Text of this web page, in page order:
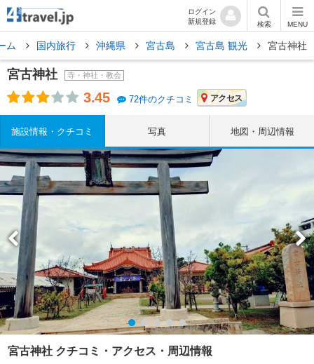
ログイン
新規登録
検索 MENU
ム 国内旅行 沖縄県 宮古島 宮古島 観光 宮古神社
宮古神社 寺・神社・教会
3.45 72件のクチコミ アクセス
施設情報・クチコミ 写真 地図・周辺情報
宮古神社 クチコミ・アクセス・周辺情報